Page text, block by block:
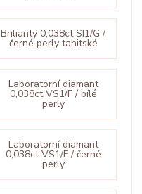
Brilianty 0,038ct SI1/G /
černé perly tahitské
Laboratorní diamant
0,038ct VS1/F / bílé
perly
Laboratorní diamant
0,038ct VS1/F / černé
perly